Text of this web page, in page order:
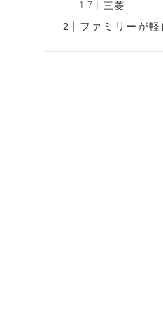
三菱
ファミリーが